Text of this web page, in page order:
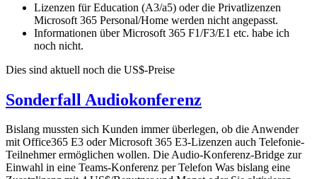
Lizenzen für Education (A3/a5) oder die Privatlizenzen
Microsoft 365 Personal/Home werden nicht angepasst.
Informationen über Microsoft 365 F1/F3/E1 etc. habe ich
noch nicht.
Dies sind aktuell noch die US$-Preise
Sonderfall Audiokonferenz
Bislang mussten sich Kunden immer überlegen, ob die Anwender
mit Office365 E3 oder Microsoft 365 E3-Lizenzen auch Telefonie-
Teilnehmer ermöglichen wollen. Die Audio-Konferenz-Bridge zur
Einwahl in eine Teams-Konferenz per Telefon Was bislang eine